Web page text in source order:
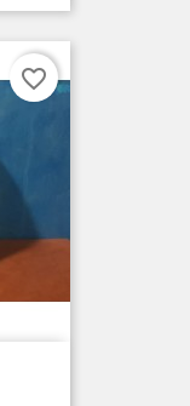
favorite_border